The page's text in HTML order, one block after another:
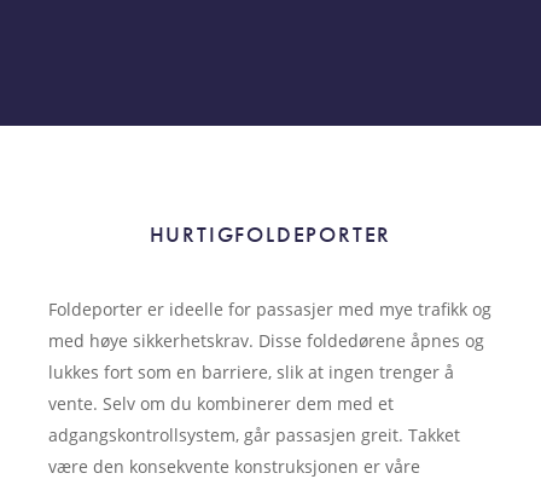
HURTIGFOLDEPORTER
Foldeporter er ideelle for passasjer med mye trafikk og
med høye sikkerhetskrav. Disse foldedørene åpnes og
lukkes fort som en barriere, slik at ingen trenger å
vente. Selv om du kombinerer dem med et
adgangskontrollsystem, går passasjen greit. Takket
være den konsekvente konstruksjonen er våre